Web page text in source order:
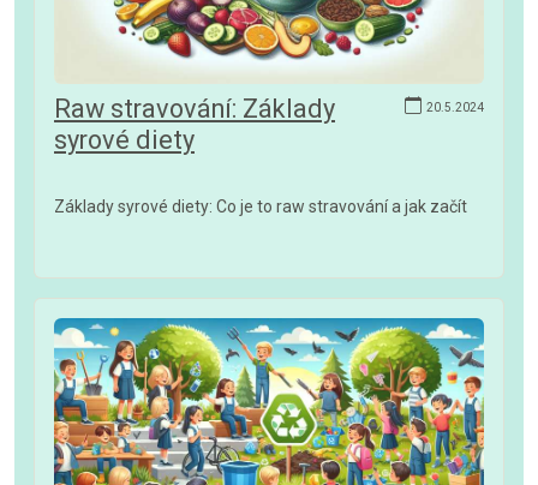
20.5.2024
Raw stravování: Základy
syrové diety
Základy syrové diety: Co je to raw stravování a jak začít